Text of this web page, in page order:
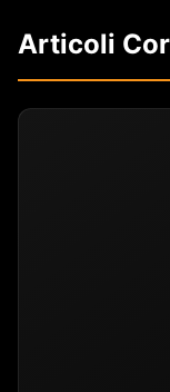
Articoli